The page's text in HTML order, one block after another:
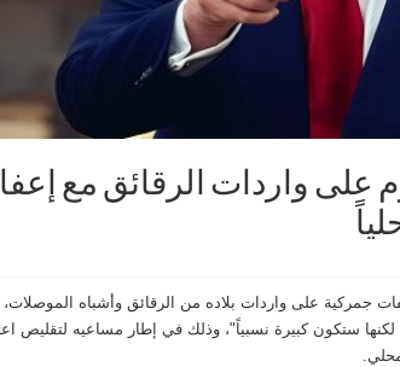
واردات الرقائق مع
جمركية على واردات بلاده من الرقائق وأشباه الموصلات،
ستكون كبيرة نسبياً"، وذلك في إطار مساعيه لتقليص